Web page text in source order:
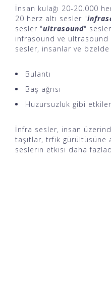
İnsan kulağı 20-20.000
20 herz altı sesler "
sesler "ultrasound"
infrasound ve ultrasound
sesler, insanlar ve
Bulantı
Baş ağrısı
Huzursuzluk gibi
İnfra sesler, insan
taşıtlar, trfik gürültüsüne
seslerin etkisi daha